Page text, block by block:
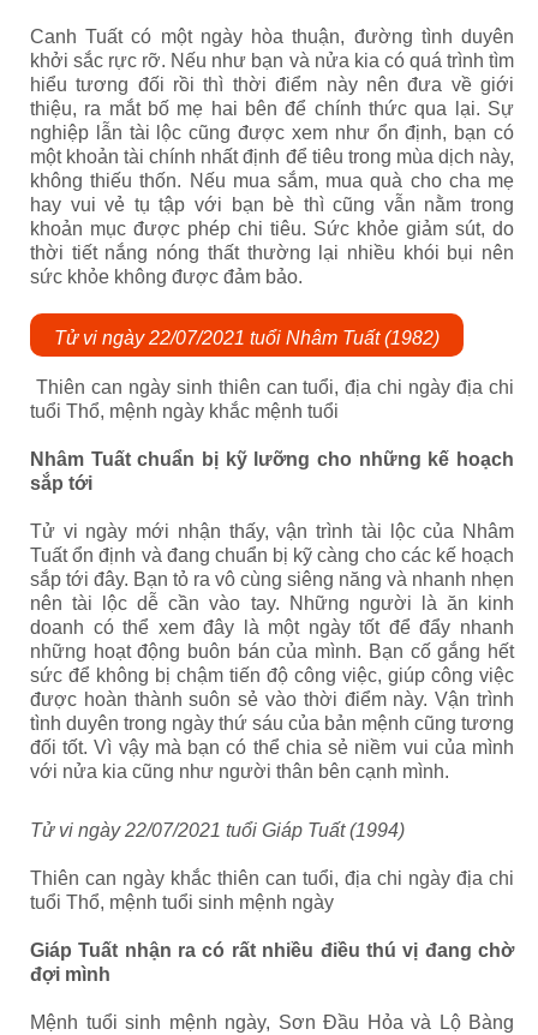
Canh Tuất có một ngày hòa thuận, đường tình duyên
khởi sắc rực rỡ. Nếu như bạn và nửa kia có quá trình tìm
hiểu tương đối rồi thì thời điểm này nên đưa về giới
thiệu, ra mắt bố mẹ hai bên để chính thức qua lại. Sự
nghiệp lẫn tài lộc cũng được xem như ổn định, bạn có
một khoản tài chính nhất định để tiêu trong mùa dịch này,
không thiếu thốn. Nếu mua sắm, mua quà cho cha mẹ
hay vui vẻ tụ tập với bạn bè thì cũng vẫn nằm trong
khoản mục được phép chi tiêu. Sức khỏe giảm sút, do
thời tiết nắng nóng thất thường lại nhiều khói bụi nên
sức khỏe không được đảm bảo.
Tử vi ngày 22/07/2021 tuổi Nhâm Tuất (1982)
Thiên can ngày sinh thiên can tuổi, địa chi ngày địa chi
tuổi Thổ, mệnh ngày khắc mệnh tuổi
Nhâm Tuất chuẩn bị kỹ lưỡng cho những kế hoạch
sắp tới
Tử vi ngày mới nhận thấy, vận trình tài lộc của Nhâm
Tuất ổn định và đang chuẩn bị kỹ càng cho các kế hoạch
sắp tới đây. Bạn tỏ ra vô cùng siêng năng và nhanh nhẹn
nên tài lộc dễ cần vào tay. Những người là ăn kinh
doanh có thể xem đây là một ngày tốt để đẩy nhanh
những hoạt động buôn bán của mình. Bạn cố gắng hết
sức để không bị chậm tiến độ công việc, giúp công việc
được hoàn thành suôn sẻ vào thời điểm này. Vận trình
tình duyên trong ngày thứ sáu của bản mệnh cũng tương
đối tốt. Vì vậy mà bạn có thể chia sẻ niềm vui của mình
với nửa kia cũng như người thân bên cạnh mình.
Tử vi ngày 22/07/2021 tuổi Giáp Tuất (1994)
Thiên can ngày khắc thiên can tuổi, địa chi ngày địa chi
tuổi Thổ, mệnh tuổi sinh mệnh ngày
Giáp Tuất nhận ra có rất nhiều điều thú vị đang chờ
đợi mình
Mệnh tuổi sinh mệnh ngày, Sơn Đầu Hỏa và Lộ Bàng